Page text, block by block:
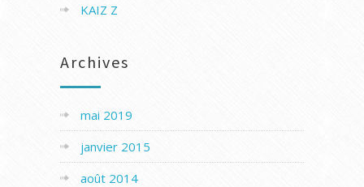
KAIZ Z
Archives
mai 2019
janvier 2015
août 2014